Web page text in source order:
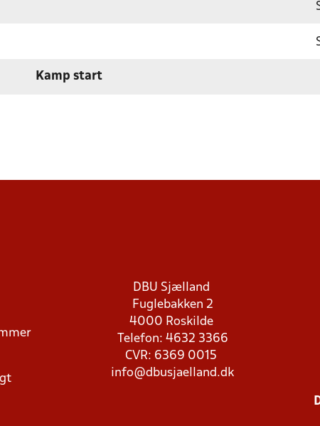
Kamp start
DBU Sjælland
Fuglebakken 2
4000 Roskilde
Telefon: 4632 3366
CVR: 6369 0015
info@dbusjaelland.dk